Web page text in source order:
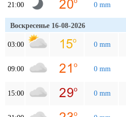
21:00 0 mm
Воскресенье 16-08-2026
03:00 0 mm
09:00 0 mm
15:00 0 mm